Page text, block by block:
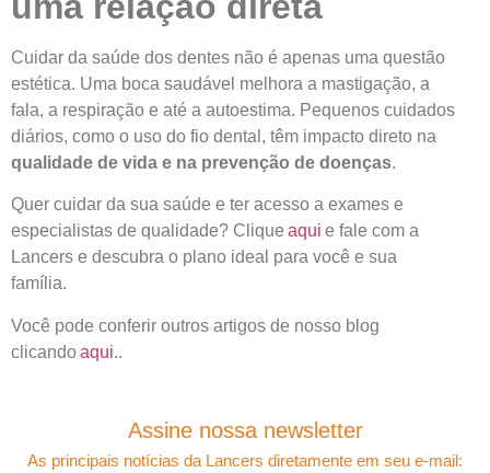
Cuidar da saúde dos dentes não é apenas uma questão
estética. Uma boca saudável melhora a mastigação, a
fala, a respiração e até a autoestima. Pequenos cuidados
diários, como o uso do fio dental, têm impacto direto na
qualidade de vida e na prevenção de doenças.
Quer cuidar da sua saúde e ter acesso a exames e
especialistas de qualidade? Clique aqui e fale com a
Lancers e descubra o plano ideal para você e sua
família.
Você pode conferir outros artigos de nosso blog
clicandoaqui..
Assine nossa newsletter
As principais notícias da Lancers diretamente em seu e-mail: